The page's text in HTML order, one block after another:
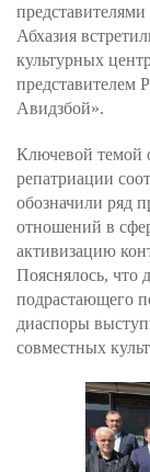
Абхазия
культурных
представителем
Авидзбой».
Ключевой темой
репатриации
обозначили ряд
отношений в
активизацию
Пояснялось, что
подрастающего
диаспоры
совместных